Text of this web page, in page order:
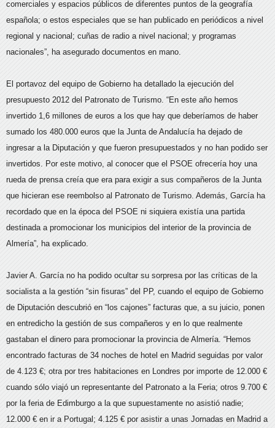
comerciales y espacios públicos de diferentes puntos de la geografía
española; o estos especiales que se han publicado en periódicos a nivel
regional y nacional; cuñas de radio a nivel nacional; y programas
nacionales”, ha asegurado documentos en mano.
El portavoz del equipo de Gobierno ha detallado la ejecución del
presupuesto 2012 del Patronato de Turismo. “En este año hemos
invertido 1,6 millones de euros a los que hay que deberíamos de haber
sumado los 480.000 euros que la Junta de Andalucía ha dejado de
ingresar a la Diputación y que fueron presupuestados y no han podido ser
invertidos. Por este motivo, al conocer que el PSOE ofrecería hoy una
rueda de prensa creía que era para exigir a sus compañeros de la Junta
que hicieran ese reembolso al Patronato de Turismo. Además, García ha
recordado que en la época del PSOE ni siquiera existía una partida
destinada a promocionar los municipios del interior de la provincia de
Almería”, ha explicado.
Javier A. García no ha podido ocultar su sorpresa por las críticas de la
socialista a la gestión “sin fisuras” del PP, cuando el equipo de Gobierno
de Diputación descubrió en “los cajones” facturas que, a su juicio, ponen
en entredicho la gestión de sus compañeros y en lo que realmente
gastaban el dinero para promocionar la provincia de Almería. “Hemos
encontrado facturas de 34 noches de hotel en Madrid seguidas por valor
de 4.123 €; otra por tres habitaciones en Londres por importe de 12.000 €
cuando sólo viajó un representante del Patronato a la Feria; otros 9.700 €
por la feria de Edimburgo a la que supuestamente no asistió nadie;
12.000 € en ir a Portugal; 4.125 € por asistir a unas Jornadas en Madrid a